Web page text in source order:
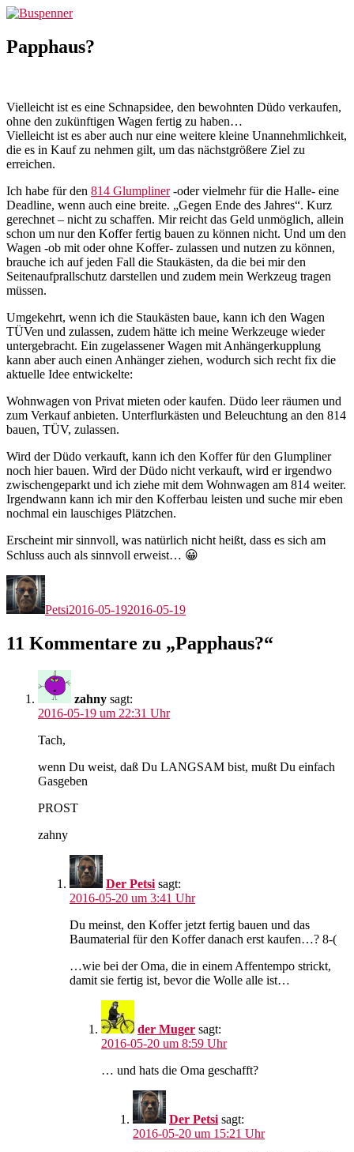
Zum
springen
Papphaus?
Vielleicht ist es eine Schnapsidee, den bewohnten Düdo verkaufen,
ohne den zukünftigen Wagen fertig zu haben…
Vielleicht ist es aber auch nur eine weitere kleine Unannehmlichkeit,
die es in Kauf zu nehmen gilt, um das nächstgrößere Ziel zu
erreichen.
Ich habe für den 814 Glumpliner-oder vielmehr für die Halle- eine
Deadline, wenn auch eine breite. „Gegen Ende des Jahres“. Kurz
gerechnet – nicht zu schaffen. Mir reicht das Geld unmöglich, allein
schon um nur den Koffer fertig bauen zu können nicht. Und um den
Wagen -ob mit oder ohne Koffer- zulassen und nutzen zu können,
brauche ich auf jeden Fall die Staukästen, da die bei mir den
Seitenaufprallschutz darstellen und zudem mein Werkzeug tragen
müssen.
Umgekehrt, wenn ich die Staukästen baue, kann ich den Wagen
TÜVen und zulassen, zudem hätte ich meine Werkzeuge wieder
untergebracht. Ein zugelassener Wagen mit Anhängerkupplung
kann aber auch einen Anhänger ziehen, wodurch sich recht fix die
aktuelle Idee entwickelte:
Wohnwagen von Privat mieten oder kaufen. Düdo leer räumen und
zum Verkauf anbieten. Unterflurkästen und Beleuchtung an den 814
bauen, TÜV, zulassen.
Wird der Düdo verkauft, kann ich den Koffer für den Glumpliner
noch hier bauen. Wird der Düdo nicht verkauft, wird er irgendwo
zwischengeparkt und ich ziehe mit dem Wohnwagen am 814 weiter.
Irgendwann kann ich mir den Kofferbau leisten und suche mir eben
nochmal ein lauschiges Plätzchen.
Erscheint mir sinnvoll, was natürlich nicht heißt, dass es sich am
Schluss auch als sinnvoll erweist… 😀
Autor
Petsi2016-05-192016-05-19
11 Kommentare zu „Papphaus?“
zahny sagt:
2016-05-19 um 22:31 Uhr
Tach,
wenn Du weist, daß Du LANGSAM bist, mußt Du einfach
Gasgeben
PROST
zahny
Der Petsi sagt:
2016-05-20 um 3:41 Uhr
Du meinst, den Koffer jetzt fertig bauen und das
Baumaterial für den Koffer danach erst kaufen…? 8-(
…wie bei der Oma, die in einem Affentempo strickt,
damit sie fertig ist, bevor die Wolle alle ist…
der Muger sagt:
2016-05-20 um 8:59 Uhr
… und hats die Oma geschafft?
Der Petsi sagt:
2016-05-20 um 15:21 Uhr